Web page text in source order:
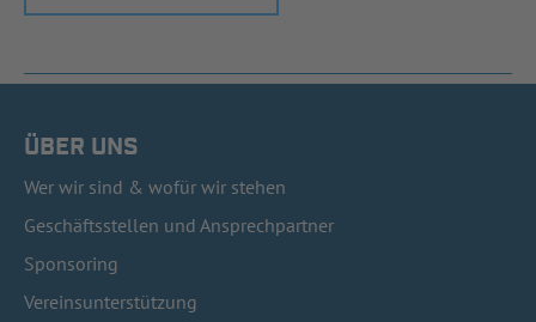
ÜBER UNS
Wer wir sind & wofür wir stehen
Geschäftsstellen und Ansprechpartner
Sponsoring
Vereinsunterstützung